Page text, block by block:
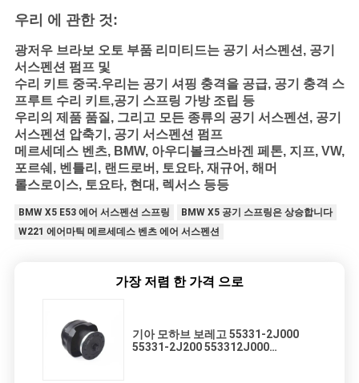
우리 에 관한 것:
광저우 브라보 오토 부품 리미티드는 공기 서스펜션, 공기
서스펜션 펌프 및
수리 키트 중국.우리는 공기 셔핑 충격을 공급, 공기 충격 스
프루트 수리 키트,공기 스프링 가방 조립 등
우리의 제품 품질, 그리고 모든 종류의 공기 서스펜션, 공기
서스펜션 압축기, 공기 서스펜션 펌프
메르세데스 벤츠, BMW, 아우디 볼크스바겐 페톤, 지프, VW,
포르쉐, 벤틀리, 랜드로버, 토요타, 재규어, 해머
롤스로이스, 토요타, 현대, 렉서스 등등
BMW X5 E53 에어 서스펜션 스프링
BMW X5 공기 스프링은 상승합니다
W221 에어마틱 메르세데스 벤츠 에어 서스펜션
가장 저렴 한 가격 으로
기아 모하브 보레고 55331-2J000
55331-2J200 553312J000